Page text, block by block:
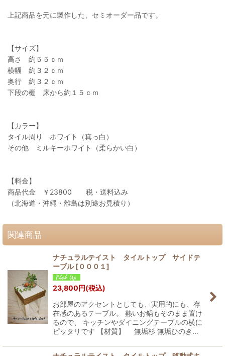
上記商品を元に製作した、セミオーダー品です。
【サイズ】
高さ 約５５ｃｍ
横幅 約３２ｃｍ
奥行 約３２ｃｍ
下段の棚 床から約１５ｃｍ
【カラー】
タイル周り ホワイト（真っ白）
その他 ミルキーホワイト（柔らかい白）
【料金】
商品代金 ￥23800 税・送料込み
（北海道・沖縄・離島は別途お見積り）
関連商品
ナチュラルテイスト タイルトップ サイドテ
ーブル [０００１]
23,800円(税込)
お部屋のアクセントとしても、実用的にも、存
在感のあるテーブル。 熱いお鍋もそのまま置け
るので、 キッチンやダイニングテーブルの横に
ピッタリです 【材質】 無垢杉 無垢ひのき…